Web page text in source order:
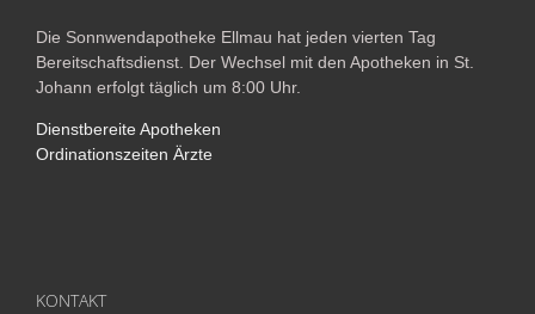
Die Sonnwendapotheke Ellmau hat jeden vierten Tag
Bereitschaftsdienst. Der Wechsel mit den Apotheken in St.
Johann erfolgt täglich um 8:00 Uhr.
Dienstbereite Apotheken
Ordinationszeiten Ärzte
KONTAKT